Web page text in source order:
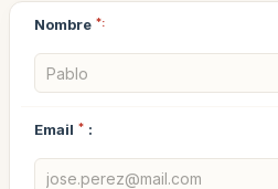
Nombre *:
Email * :